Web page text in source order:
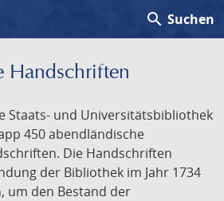
search Suchen
Handschriften
Staats- und Universitätsbibliothek
450 abendländische
Die Handschriften
der Bibliothek im Jahr 1734
um den Bestand der